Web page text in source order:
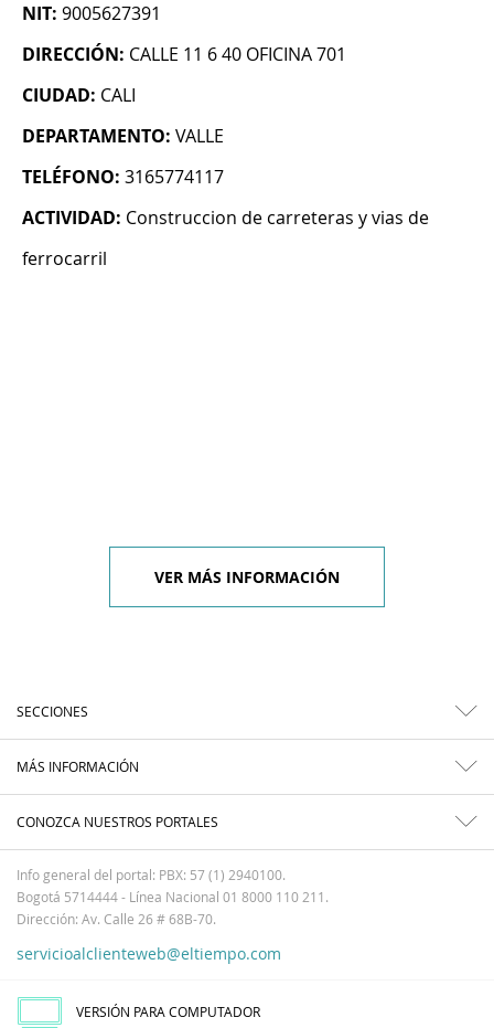
NIT: 9005627391
DIRECCIÓN: CALLE 11 6 40 OFICINA 701
CIUDAD: CALI
DEPARTAMENTO: VALLE
TELÉFONO: 3165774117
ACTIVIDAD: Construccion de carreteras y vias de
ferrocarril
VER MÁS INFORMACIÓN
SECCIONES
MÁS INFORMACIÓN
CONOZCA NUESTROS PORTALES
Info general del portal: PBX: 57 (1) 2940100.
Bogotá 5714444 - Línea Nacional 01 8000 110 211.
Dirección: Av. Calle 26 # 68B-70.
servicioalclienteweb@eltiempo.com
VERSIÓN PARA COMPUTADOR